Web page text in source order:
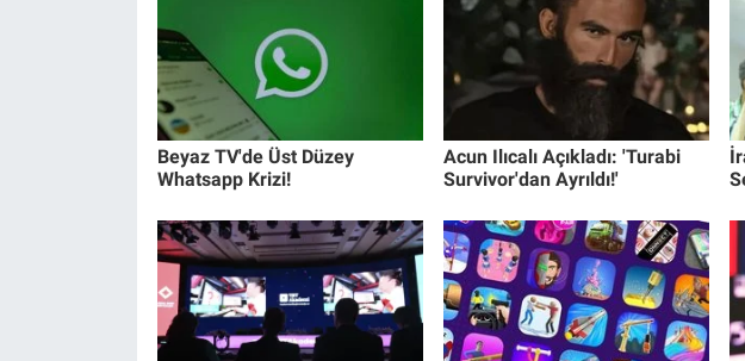
Beyaz TV'de Üst Düzey
Whatsapp Krizi!
Acun Ilıcalı Açıkladı: 'Turabi
Survivor'dan Ayrıldı!'